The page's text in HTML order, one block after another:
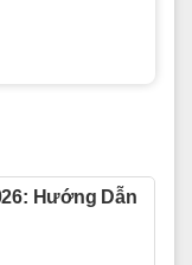
Hướng Dẫn